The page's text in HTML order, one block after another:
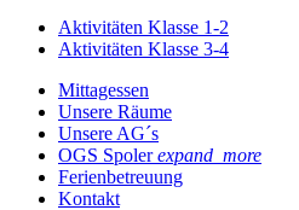
Aktivitäten Klasse 1-2
Aktivitäten Klasse 3-4
Mittagessen
Unsere Räume
Unsere AG´s
OGS Spolerexpand_more
Ferienbetreuung
Kontakt